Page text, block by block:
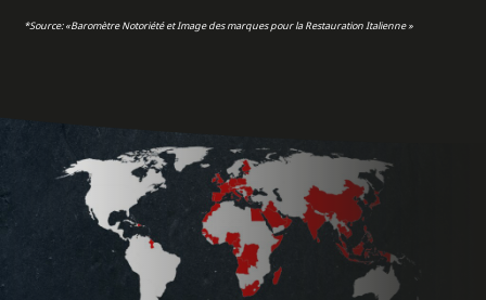
*Source: «Baromètre Notoriété et Image des marques pour la Restauration Italienne »